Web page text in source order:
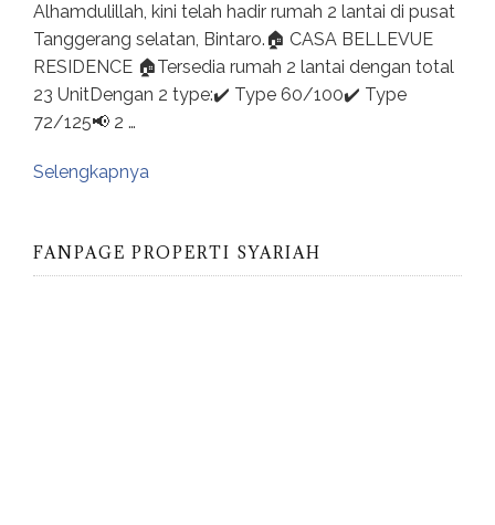
Alhamdulillah, kini telah hadir rumah 2 lantai di pusat
Tanggerang selatan, Bintaro.🏠 CASA BELLEVUE
RESIDENCE 🏠Tersedia rumah 2 lantai dengan total
23 UnitDengan 2 type:✔️ Type 60/100✔️ Type
72/125📢 2 …
Selengkapnya
FANPAGE PROPERTI SYARIAH